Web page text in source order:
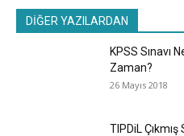
DİĞER YAZILARDAN
KPSS Sınavı
Zaman?
26 Mayıs 2018
TIPDiL Çıkmış